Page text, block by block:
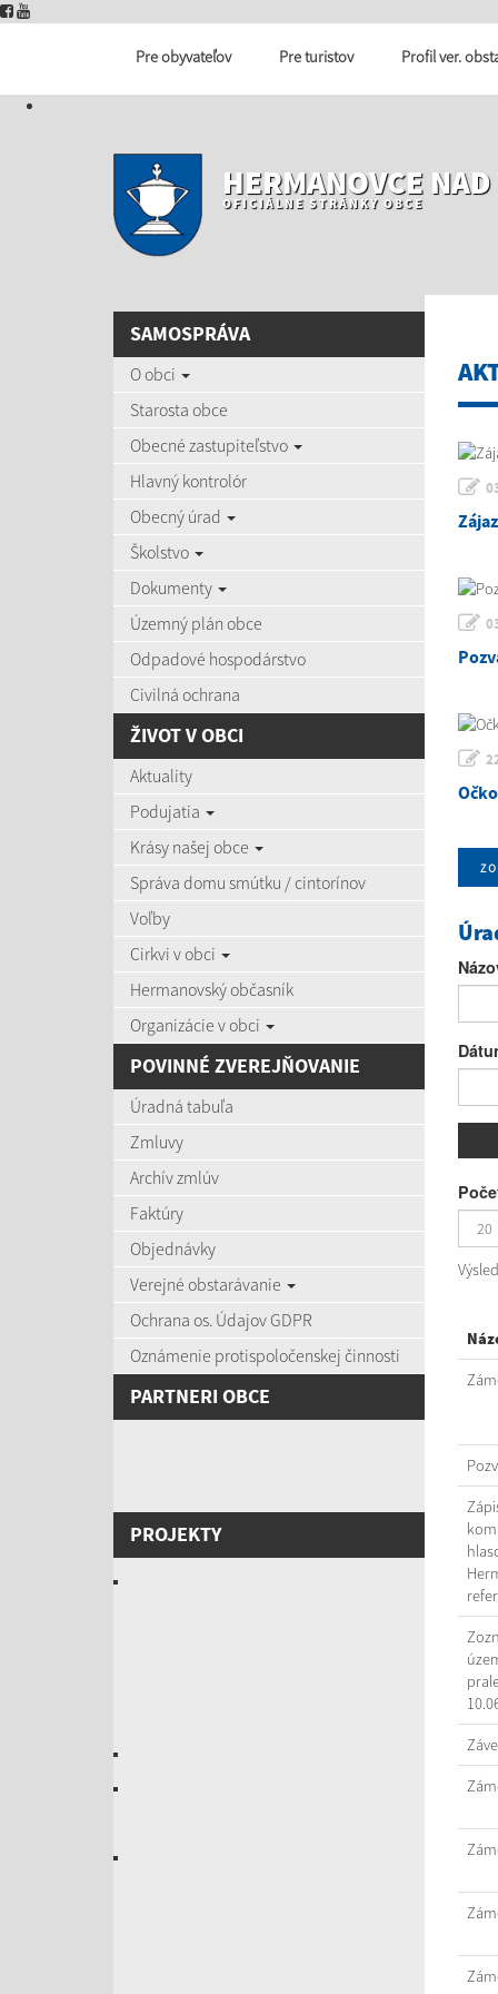
Pre obyvateľov Pre turistov Profil ver.
HERMANOVCE
OFICIÁLNE STRÁNKY OBCE
SAMOSPRÁVA
O obci
Starosta obce
Obecné zastupiteľstvo
Hlavný kontrolór
Obecný úrad
Školstvo
Dokumenty
Územný plán obce
Odpadové hospodárstvo
Civilná ochrana
ŽIVOT V OBCI
Aktuality
Podujatia
Krásy našej obce
Správa domu smútku / cintorínov
Voľby
Cirkvi v obci
Hermanovský občasník
Organizácie v obci
POVINNÉ ZVEREJŇOVANIE
Úradná tabuľa
Zmluvy
Archív zmlúv
Faktúry
Objednávky
Verejné obstarávanie
Ochrana os. Údajov GDPR
Oznámenie protispoločenskej činnosti
PARTNERI OBCE
PROJEKTY